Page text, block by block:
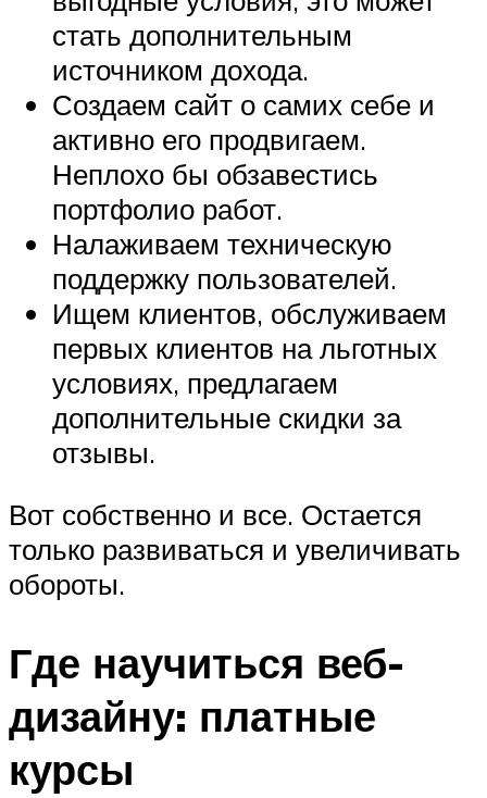
стать дополнительным
источником дохода.
Создаем сайт о самих себе и
активно его продвигаем.
Неплохо бы обзавестись
портфолио работ.
Налаживаем техническую
поддержку пользователей.
Ищем клиентов, обслуживаем
первых клиентов на льготных
условиях, предлагаем
дополнительные скидки за
отзывы.
Вот собственно и все. Остается
только развиваться и увеличивать
обороты.
Где научиться веб-
дизайну: платные
курсы